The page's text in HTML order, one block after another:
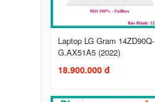
Laptop LG Gram 14ZD90Q-
G.AX51A5 (2022)
18.900.000 đ